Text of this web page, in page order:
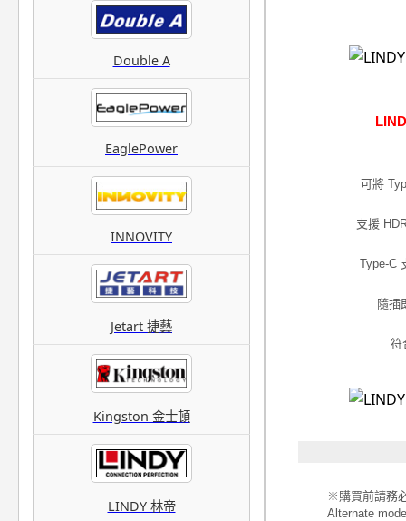
Double A
EaglePower
INNOVITY
Jetart 捷藝
Kingston 金士頓
LINDY 林帝
可將
支援
Type-C
隨插
符
※購買前請務
Alternate